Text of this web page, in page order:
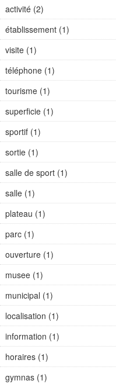
activité (2)
établissement (1)
visite (1)
téléphone (1)
tourisme (1)
superficie (1)
sportif (1)
sortie (1)
salle de sport (1)
salle (1)
plateau (1)
parc (1)
ouverture (1)
musee (1)
municipal (1)
localisation (1)
information (1)
horaires (1)
gymnas (1)